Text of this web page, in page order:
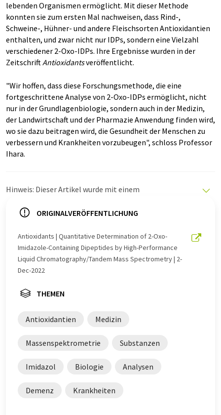
lebenden Organismen ermöglicht. Mit dieser Methode
konnten sie zum ersten Mal nachweisen, dass Rind-,
Schweine-, Hühner- und andere Fleischsorten Antioxidantien
enthalten, und zwar nicht nur IDPs, sondern eine Vielzahl
verschiedener 2-Oxo-IDPs. Ihre Ergebnisse wurden in der
ZeitschriftAntioxidantsveröffentlicht.
"Wir hoffen, dass diese Forschungsmethode, die eine
fortgeschrittene Analyse von 2-Oxo-IDPs ermöglicht, nicht
nur in der Grundlagenbiologie, sondern auch in der Medizin,
der Landwirtschaft und der Pharmazie Anwendung finden wird,
wo sie dazu beitragen wird, die Gesundheit der Menschen zu
verbessern und Krankheiten vorzubeugen", schloss Professor
Ihara.
Hinweis: Dieser Artikel wurde mit einem
LUMITOS bietet diese automatischen Übersetzungen
Nachrichten zu präsentieren. Da dieser Artikel mit
automatischer Übersetzung übersetzt wurde, ist es
möglich, dass er Fehler im Vokabular, in der Syntax oder
in der Grammatik enthält. Den ursprünglichen Artikel in
ORIGINALVERÖFFENTLICHUNG
Antioxidants | Quantitative Determination of 2-Oxo-
Imidazole-Containing Dipeptides by High-Performance
Liquid Chromatography/Tandem Mass Spectrometry | 2-
Dec-2022
THEMEN
Antioxidantien Medizin
Massenspektrometrie Substanzen
Imidazol Biologie Analysen
Demenz Krankheiten